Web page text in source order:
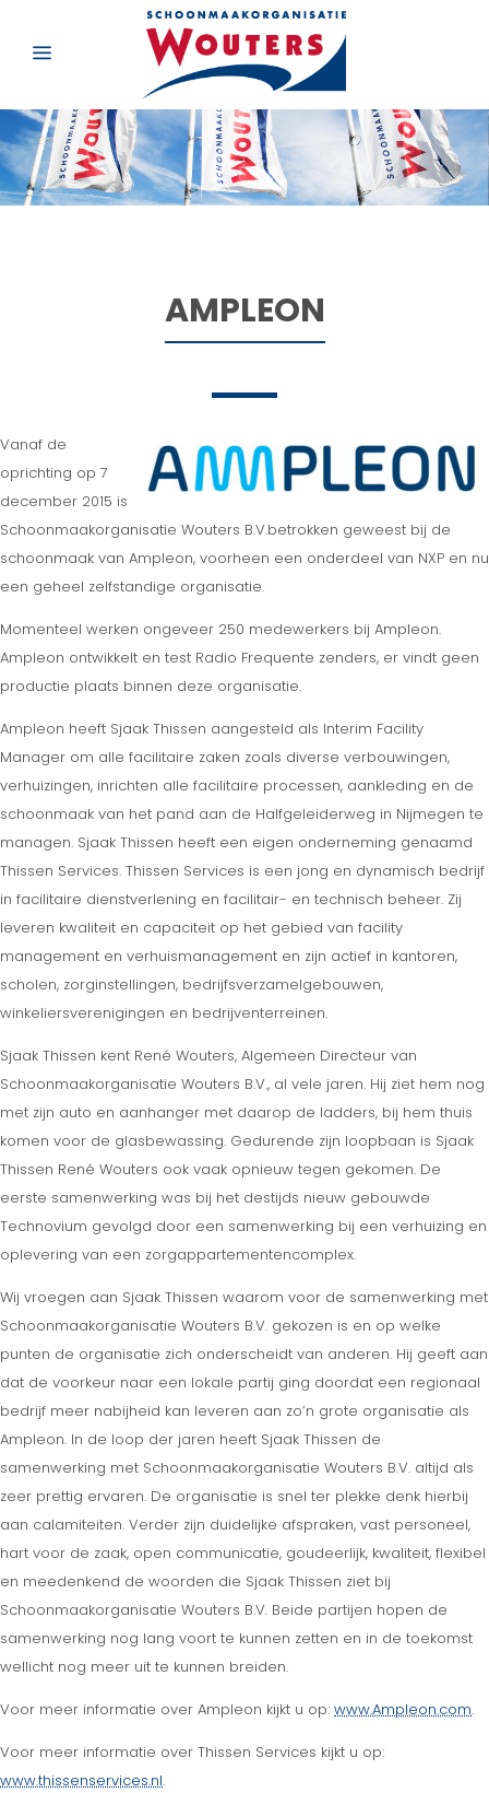
AMPLEON
Vanaf de
oprichting op 7
december 2015 is
Schoonmaakorganisatie Wouters B.V.betrokken geweest bij de
schoonmaak van Ampleon, voorheen een onderdeel van NXP en nu
een geheel zelfstandige organisatie.
Momenteel werken ongeveer 250 medewerkers bij Ampleon.
Ampleon ontwikkelt en test Radio Frequente zenders, er vindt geen
productie plaats binnen deze organisatie.
Ampleon heeft Sjaak Thissen aangesteld als Interim Facility
Manager om alle facilitaire zaken zoals diverse verbouwingen,
verhuizingen, inrichten alle facilitaire processen, aankleding en de
schoonmaak van het pand aan de Halfgeleiderweg in Nijmegen te
managen. Sjaak Thissen heeft een eigen onderneming genaamd
Thissen Services. Thissen Services is een jong en dynamisch bedrijf
in facilitaire dienstverlening en facilitair- en technisch beheer. Zij
leveren kwaliteit en capaciteit op het gebied van facility
management en verhuismanagement en zijn actief in kantoren,
scholen, zorginstellingen, bedrijfsverzamelgebouwen,
winkeliersverenigingen en bedrijventerreinen.
Sjaak Thissen kent René Wouters, Algemeen Directeur van
Schoonmaakorganisatie Wouters B.V., al vele jaren. Hij ziet hem nog
met zijn auto en aanhanger met daarop de ladders, bij hem thuis
komen voor de glasbewassing. Gedurende zijn loopbaan is Sjaak
Thissen René Wouters ook vaak opnieuw tegen gekomen. De
eerste samenwerking was bij het destijds nieuw gebouwde
Technovium gevolgd door een samenwerking bij een verhuizing en
oplevering van een zorgappartementencomplex.
Wij vroegen aan Sjaak Thissen waarom voor de samenwerking met
Schoonmaakorganisatie Wouters B.V. gekozen is en op welke
punten de organisatie zich onderscheidt van anderen. Hij geeft aan
dat de voorkeur naar een lokale partij ging doordat een regionaal
bedrijf meer nabijheid kan leveren aan zo’n grote organisatie als
Ampleon. In de loop der jaren heeft Sjaak Thissen de
samenwerking met Schoonmaakorganisatie Wouters B.V. altijd als
zeer prettig ervaren. De organisatie is snel ter plekke denk hierbij
aan calamiteiten. Verder zijn duidelijke afspraken, vast personeel,
hart voor de zaak, open communicatie, goudeerlijk, kwaliteit, flexibel
en meedenkend de woorden die Sjaak Thissen ziet bij
Schoonmaakorganisatie Wouters B.V. Beide partijen hopen de
samenwerking nog lang voort te kunnen zetten en in de toekomst
wellicht nog meer uit te kunnen breiden.
Voor meer informatie over Ampleon kijkt u op: www.Ampleon.com.
Voor meer informatie over Thissen Services kijkt u op:
www.thissenservices.nl.